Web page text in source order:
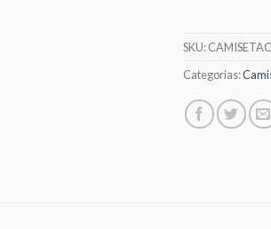
SKU:
Categorias: